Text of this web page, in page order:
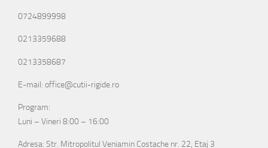
0724899998
0213359688
0213358687
E-mail: office@cutii-rigide.ro
Program:
Luni – Vineri 8:00 – 16:00
Adresa: Str. Mitropolitul Veniamin Costache nr. 22, Etaj 3